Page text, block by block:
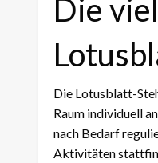
Die
Die Lotusblatt-
Raum individuell
nach Bedarf
Aktivitäten